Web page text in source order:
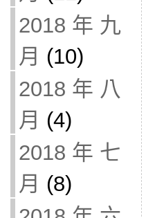
2018 年 九
月 (10)
2018 年 八
月 (4)
2018 年 七
月 (8)